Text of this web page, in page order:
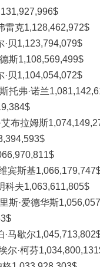
雷克1,128,462,972$
贝1,123,794,079$
斯1,108,569,499$
贝1,104,054,072$
托弗·诺兰
布拉姆斯
宾斯基
科夫1,063,611,805$
斯·爱德华斯
马歇尔
尔·柯芬